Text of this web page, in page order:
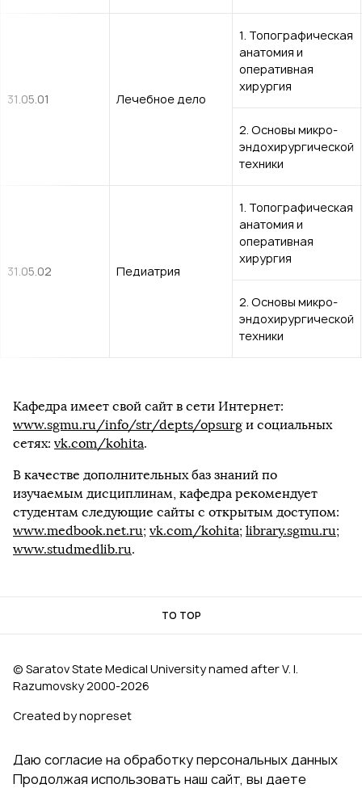
31.05.01 Лечебное дело
1. Топографическая
анатомия и
оперативная
хирургия
2. Основы микро-
эндохирургической
техники
31.05.02 Педиатрия
1. Топографическая
анатомия и
оперативная
хирургия
2. Основы микро-
эндохирургической
техники
Кафедра имеет свой сайт в сети Интернет:
www.sgmu.ru/info/str/depts/opsurg и социальных
сетях: vk.com/kohita.
В качестве дополнительных баз знаний по
изучаемым дисциплинам, кафедра рекомендует
студентам следующие сайты с открытым доступом:
www.medbook.net.ru; vk.com/kohita; library.sgmu.ru;
www.studmedlib.ru.
TO TOP
© Saratov State Medical University named after V. I.
Razumovsky 2000‑2026
Created by nopreset
Даю согласие на обработку персональных данных
Продолжая использовать наш сайт, вы даете